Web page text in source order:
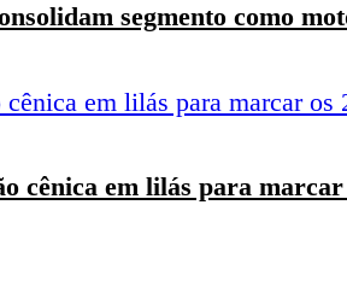
segmento como
cênica em lilás para